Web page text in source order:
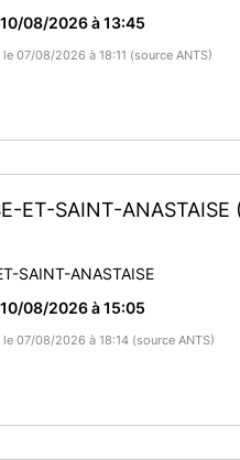
10/08/2026 à 13:45
07/08/2026 à 18:11 (source ANTS)
ET-SAINT-ANASTAISE
SAINT-ANASTAISE
10/08/2026 à 15:05
07/08/2026 à 18:14 (source ANTS)